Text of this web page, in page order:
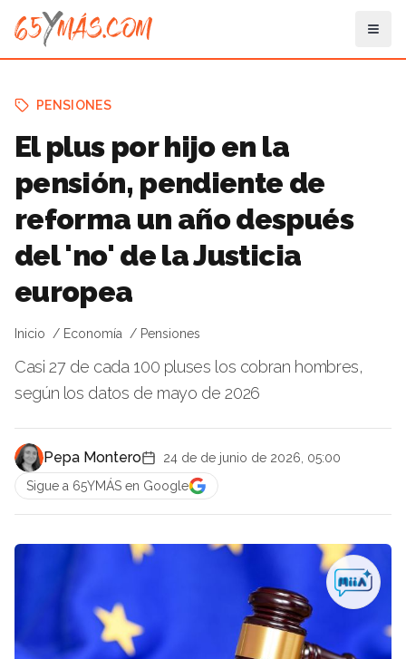
PENSIONES
El plus por hijo en la
pensión, pendiente de
reforma un año después
del 'no' de la Justicia
europea
Inicio Economía Pensiones
Casi 27 de cada 100 pluses los cobran hombres,
según los datos de mayo de 2026
Pepa Montero
24 de de junio de 2026, 05:00
Sigue a 65YMÁS en Google